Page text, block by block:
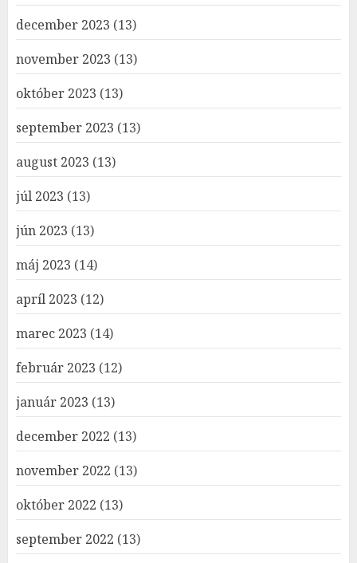
december 2023 (13)
november 2023 (13)
október 2023 (13)
september 2023 (13)
august 2023 (13)
júl 2023 (13)
jún 2023 (13)
máj 2023 (14)
apríl 2023 (12)
marec 2023 (14)
február 2023 (12)
január 2023 (13)
december 2022 (13)
november 2022 (13)
október 2022 (13)
september 2022 (13)